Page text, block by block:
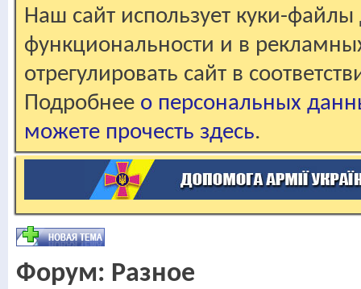
Наш сайт использует куки-файлы
функциональности и в
отрегулировать сайт в
Подробнее о персональных
можете прочесть здесь.
Форум: Разное